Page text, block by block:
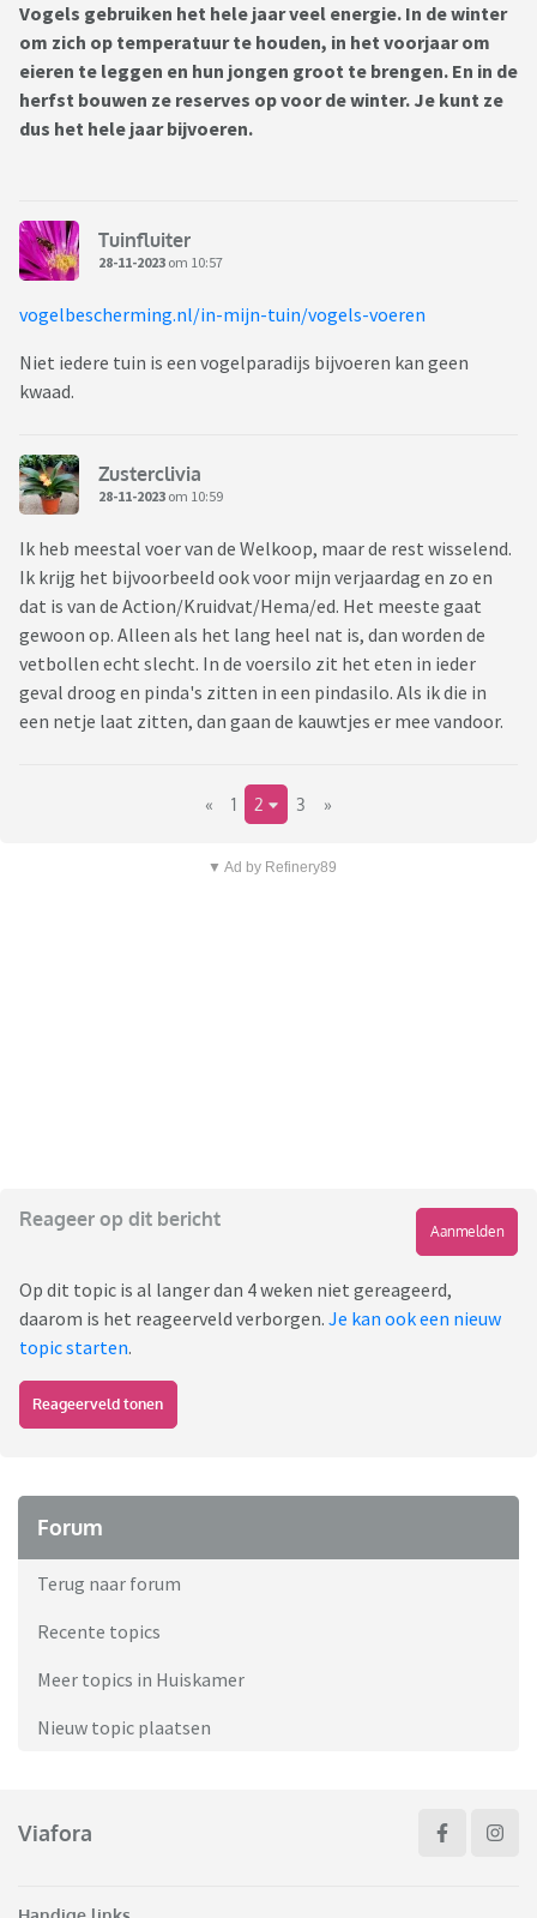
Vogels gebruiken het hele jaar veel energie. In de winter
om zich op temperatuur te houden, in het voorjaar om
eieren te leggen en hun jongen groot te brengen. En in de
herfst bouwen ze reserves op voor de winter. Je kunt ze
dus het hele jaar bijvoeren.
Tuinfluiter
28-11-2023 om 10:57
vogelbescherming.nl/in-mijn-tuin/vogels-voeren
Niet iedere tuin is een vogelparadijs bijvoeren kan geen
kwaad.
Zusterclivia
28-11-2023 om 10:59
Ik heb meestal voer van de Welkoop, maar de rest wisselend.
Ik krijg het bijvoorbeeld ook voor mijn verjaardag en zo en
dat is van de Action/Kruidvat/Hema/ed. Het meeste gaat
gewoon op. Alleen als het lang heel nat is, dan worden de
vetbollen echt slecht. In de voersilo zit het eten in ieder
geval droog en pinda's zitten in een pindasilo. Als ik die in
een netje laat zitten, dan gaan de kauwtjes er mee vandoor.
« 1 2 3 »
▼ Ad by Refinery89
Reageer op dit bericht
Aanmelden
Op dit topic is al langer dan 4 weken niet gereageerd,
daarom is het reageerveld verborgen. Je kan ook een nieuw
topic starten.
Reageerveld tonen
Forum
Terug naar forum
Recente topics
Meer topics in Huiskamer
Nieuw topic plaatsen
Viafora